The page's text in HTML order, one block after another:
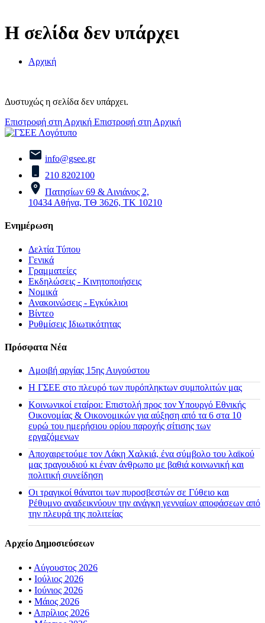
Η σελίδα δεν υπάρχει
Αρχική
Δυστυχώς η σελίδα δεν υπάρχει.
Επιστροφή στη Αρχική Επιστροφή στη Αρχική
info@gsee.gr
210 8202100
Πατησίων 69 & Αινιάνος 2,
10434 Αθήνα, ΤΘ 3626, ΤΚ 10210
Ενημέρωση
Δελτία Τύπου
Γενικά
Γραμματείες
Εκδηλώσεις - Κινητοποιήσεις
Νομικά
Ανακοινώσεις - Εγκύκλιοι
Βίντεο
Ρυθμίσεις Ιδιωτικότητας
Πρόσφατα Νέα
Αμοιβή αργίας 15ης Αυγούστου
H ΓΣΕΕ στο πλευρό των πυρόπληκτων συμπολιτών μας
Κοινωνικοί εταίροι: Επιστολή προς τον Υπουργό Εθνικής
Οικονομίας & Οικονομικών για αύξηση από τα 6 στα 10
ευρώ του ημερήσιου ορίου παροχής σίτισης των
εργαζόμενων
Αποχαιρετούμε τον Λάκη Χαλκιά, ένα σύμβολο του λαϊκού
μας τραγουδιού κι έναν άνθρωπο με βαθιά κοινωνική και
πολιτική συνείδηση
Οι τραγικοί θάνατοι των πυροσβεστών σε Γύθειο και
Ρέθυμνο αναδεικνύουν την ανάγκη γενναίων αποφάσεων από
την πλευρά της πολιτείας
Αρχείο Δημοσιεύσεων
• Αύγουστος 2026
• Ιούλιος 2026
• Ιούνιος 2026
• Μάιος 2026
• Απρίλιος 2026